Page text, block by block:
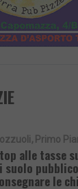
Primo
alle tasse
suolo
le